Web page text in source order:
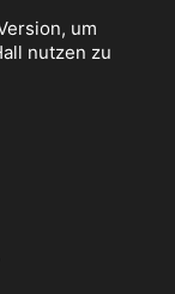
um
nutzen zu